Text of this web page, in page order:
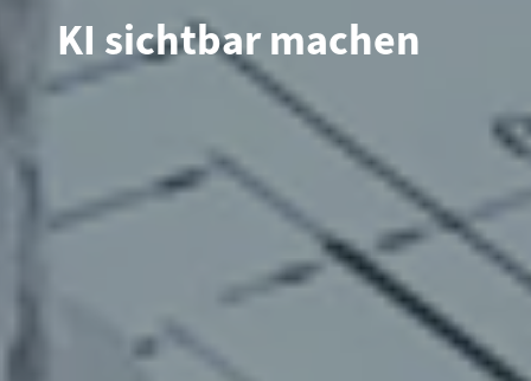
KI sichtbar machen